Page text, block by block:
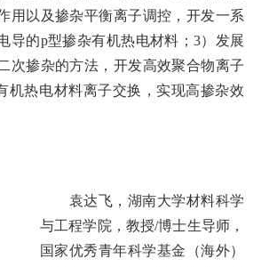
用以及掺杂平衡离子调控，开发一系
导的p型掺杂有机热电材料；3）发展
次掺杂的方法，开发高效聚合物离子
机热电材料离子交换，实现高掺杂效
袁达飞，湖南大学材料科学
与工程学院，教授/博士生导师，
国家优秀青年科学基金（海外）